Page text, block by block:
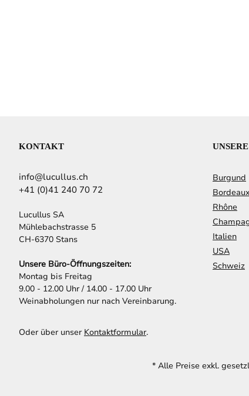
KONTAKT
info@lucullus.ch
+41 (0)41 240 70 72
Lucullus SA
Mühlebachstrasse 5
CH-6370 Stans
Unsere Büro-Öffnungszeiten:
Montag bis Freitag
9.00 - 12.00 Uhr / 14.00 - 17.00 Uhr
Weinabholungen nur nach Vereinbarung.
Oder über unser Kontaktformular.
Burgund
Bordeaux
Rhône
Italien
USA
Schweiz
* Alle Preise exkl.